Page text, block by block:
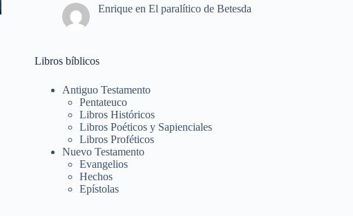
Enrique enEl paralítico de Betesda
Libros bíblicos
Antiguo Testamento
Pentateuco
Libros Históricos
Libros Poéticos y Sapienciales
Libros Proféticos
Nuevo Testamento
Evangelios
Hechos
Epístolas